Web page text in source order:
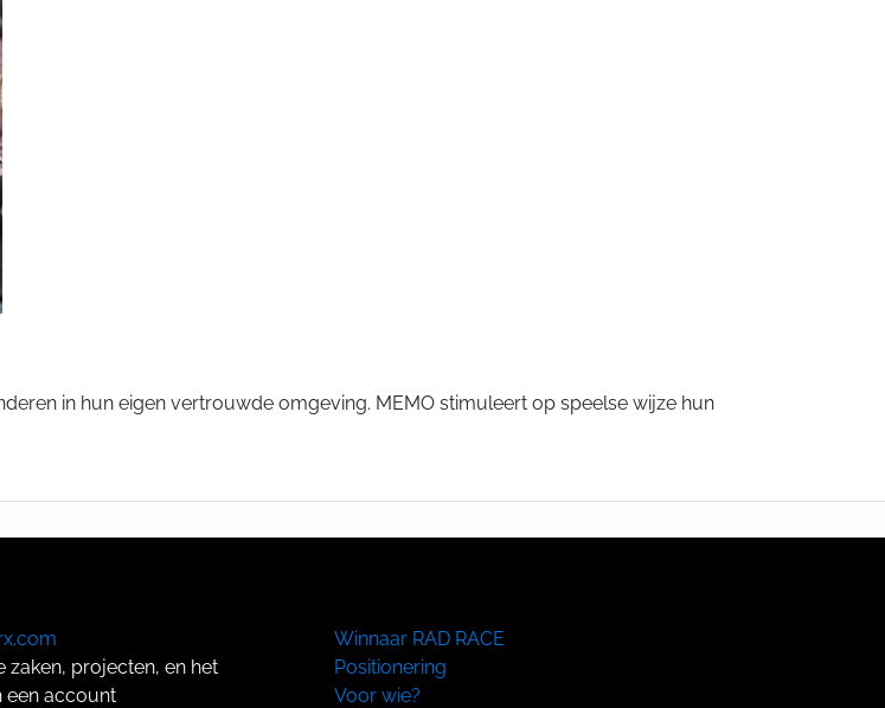
in hun eigen vertrouwde omgeving. MEMO stimuleert op speelse wijze hun
zaken, projecten, en het
een account
Winnaar RAD RACE
Positionering
Voor wie?